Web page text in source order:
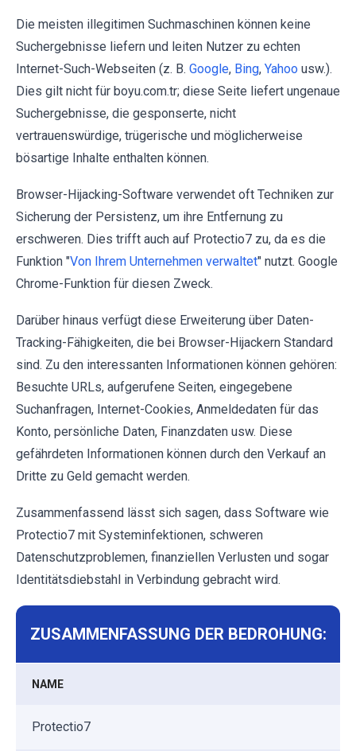
Die meisten illegitimen Suchmaschinen können keine
Suchergebnisse liefern und leiten Nutzer zu echten
Internet-Such-Webseiten (z. B. Google, Bing, Yahoo usw.).
Dies gilt nicht für boyu.com.tr; diese Seite liefert ungenaue
Suchergebnisse, die gesponserte, nicht
vertrauenswürdige, trügerische und möglicherweise
bösartige Inhalte enthalten können.
Browser-Hijacking-Software verwendet oft Techniken zur
Sicherung der Persistenz, um ihre Entfernung zu
erschweren. Dies trifft auch auf Protectio7 zu, da es die
Funktion "Von Ihrem Unternehmen verwaltet" nutzt. Google
Chrome-Funktion für diesen Zweck.
Darüber hinaus verfügt diese Erweiterung über Daten-
Tracking-Fähigkeiten, die bei Browser-Hijackern Standard
sind. Zu den interessanten Informationen können gehören:
Besuchte URLs, aufgerufene Seiten, eingegebene
Suchanfragen, Internet-Cookies, Anmeldedaten für das
Konto, persönliche Daten, Finanzdaten usw. Diese
gefährdeten Informationen können durch den Verkauf an
Dritte zu Geld gemacht werden.
Zusammenfassend lässt sich sagen, dass Software wie
Protectio7 mit Systeminfektionen, schweren
Datenschutzproblemen, finanziellen Verlusten und sogar
Identitätsdiebstahl in Verbindung gebracht wird.
ZUSAMMENFASSUNG DER BEDROHUNG:
NAME
Protectio7